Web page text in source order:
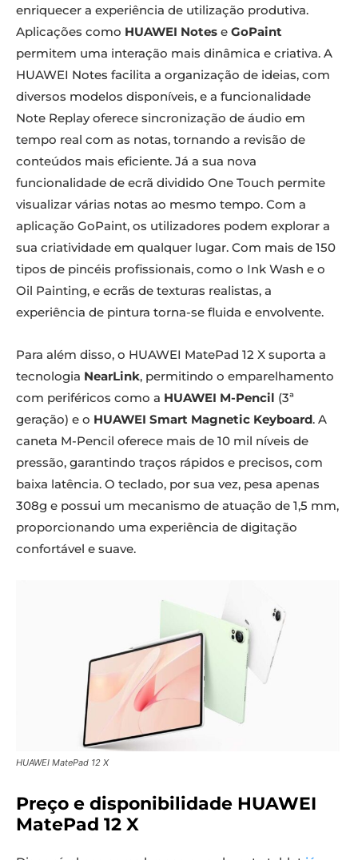
enriquecer a experiência de utilização produtiva.
Aplicações como HUAWEI Notes e GoPaint
permitem uma interação mais dinâmica e criativa. A
HUAWEI Notes facilita a organização de ideias, com
diversos modelos disponíveis, e a funcionalidade
Note Replay oferece sincronização de áudio em
tempo real com as notas, tornando a revisão de
conteúdos mais eficiente. Já a sua nova
funcionalidade de ecrã dividido One Touch permite
visualizar várias notas ao mesmo tempo. Com a
aplicação GoPaint, os utilizadores podem explorar a
sua criatividade em qualquer lugar. Com mais de 150
tipos de pincéis profissionais, como o Ink Wash e o
Oil Painting, e ecrãs de texturas realistas, a
experiência de pintura torna-se fluida e envolvente.
Para além disso, o HUAWEI MatePad 12 X suporta a
tecnologia NearLink, permitindo o emparelhamento
com periféricos como a HUAWEI M-Pencil (3ª
geração) e o HUAWEI Smart Magnetic Keyboard. A
caneta M-Pencil oferece mais de 10 mil níveis de
pressão, garantindo traços rápidos e precisos, com
baixa latência. O teclado, por sua vez, pesa apenas
308g e possui um mecanismo de atuação de 1,5 mm,
proporcionando uma experiência de digitação
confortável e suave.
HUAWEI MatePad 12 X
Preço e disponibilidade HUAWEI
MatePad 12 X